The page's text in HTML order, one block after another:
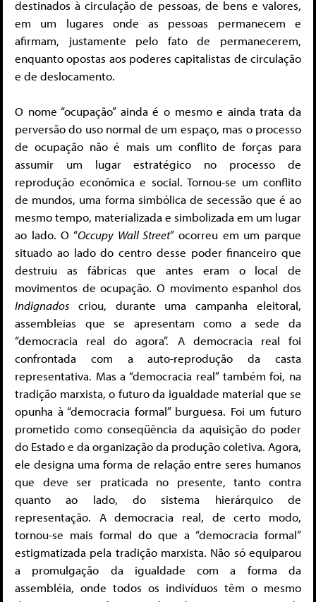
destinados à circulação de pessoas, de bens e valores,
em um lugares onde as pessoas permanecem e
afirmam, justamente pelo fato de permanecerem,
enquanto opostas aos poderes capitalistas de circulação
e de deslocamento.
O nome “ocupação” ainda é o mesmo e ainda trata da
perversão do uso normal de um espaço, mas o processo
de ocupação não é mais um conflito de forças para
assumir um lugar estratégico no processo de
reprodução econômica e social. Tornou-se um conflito
de mundos, uma forma simbólica de secessão que é ao
mesmo tempo, materializada e simbolizada em um lugar
ao lado. O “Occupy Wall Street” ocorreu em um parque
situado ao lado do centro desse poder financeiro que
destruiu as fábricas que antes eram o local de
movimentos de ocupação. O movimento espanhol dos
Indignados criou, durante uma campanha eleitoral,
assembleias que se apresentam como a sede da
“democracia real do agora”. A democracia real foi
confrontada com a auto-reprodução da casta
representativa. Mas a “democracia real” também foi, na
tradição marxista, o futuro da igualdade material que se
opunha à “democracia formal” burguesa. Foi um futuro
prometido como conseqüência da aquisição do poder
do Estado e da organização da produção coletiva. Agora,
ele designa uma forma de relação entre seres humanos
que deve ser praticada no presente, tanto contra
quanto ao lado, do sistema hierárquico de
representação. A democracia real, de certo modo,
tornou-se mais formal do que a “democracia formal”
estigmatizada pela tradição marxista. Não só equiparou
a promulgação da igualdade com a forma da
assembléia, onde todos os indivíduos têm o mesmo